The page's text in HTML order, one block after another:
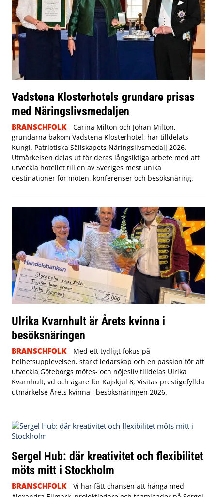
Vadstena Klosterhotels grundare prisas
med Näringslivsmedaljen
BRANSCHFOLK
Carina Milton och Johan Milton,
grundarna bakom Vadstena Klosterhotel, har tilldelats
Kungl. Patriotiska Sällskapets Näringslivsmedalj 2026.
Utmärkelsen delas ut för deras långsiktiga arbete med att
utveckla hotellet till en av Sveriges mest unika
destinationer för möten, konferenser och besöksnäring.
Ulrika Kvarnhult är Årets kvinna i
besöksnäringen
BRANSCHFOLK
Med ett tydligt fokus på
helhetsupplevelsen, starkt ledarskap och en passion för att
utveckla Göteborgs mötes- och nöjesliv tilldelas Ulrika
Kvarnhult, vd och ägare för Kajskjul 8, Visitas prestigefyllda
utmärkelse Årets kvinna i besöksnäringen 2026.
Sergel Hub: där kreativitet och flexibilitet
möts mitt i Stockholm
BRANSCHFOLK
Vi har fått chansen att hänga med